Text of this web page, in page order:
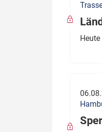
Politik
wen?